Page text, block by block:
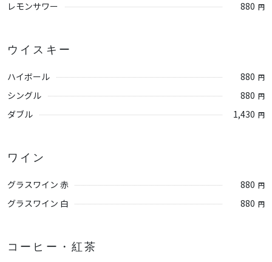
レモンサワー 880 円
ウイスキー
ハイボール 880 円
シングル 880 円
ダブル 1,430 円
ワイン
グラスワイン 赤 880 円
グラスワイン 白 880 円
コーヒー・紅茶